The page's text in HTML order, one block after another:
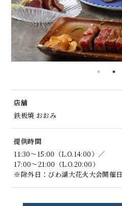
店舗
鉄板焼 おおみ
提供時間
11:30～15:00（L.O.14:00）／
17:00～21:00（L.O.20:00）
※除外日：びわ湖大花火大会開催日